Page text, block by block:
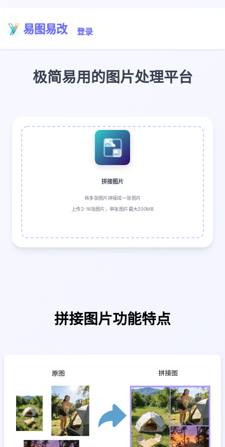
易图易改 登录
极简易用的图片处理平台
拼接图片
将多张图片拼接成一张图片
上传2-16张图片，单张图片最大200MB
拼接图片功能特点